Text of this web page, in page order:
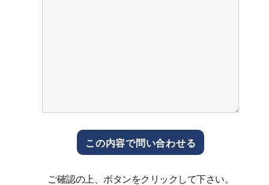
ご確認の上、ボタンをクリックして下さい。